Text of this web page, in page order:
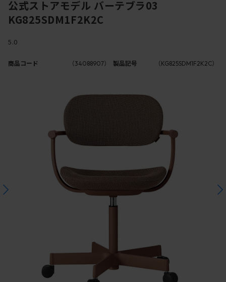
公式ストアモデル バーテブラ03
KG825SDM1F2K2C
5.0
商品コード （34088907） 製品記号 （KG825SDM1F2K2C）